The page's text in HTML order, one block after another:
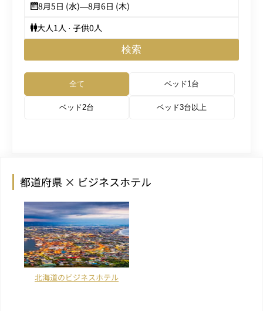
8月5日 (水)—8月6日 (木)
大人1 人 · 子供0人
検索
全て ベッド1台
ベッド2台 ベッド3台以上
都道府県 × ビジネスホテル
北海道のビジネスホテル